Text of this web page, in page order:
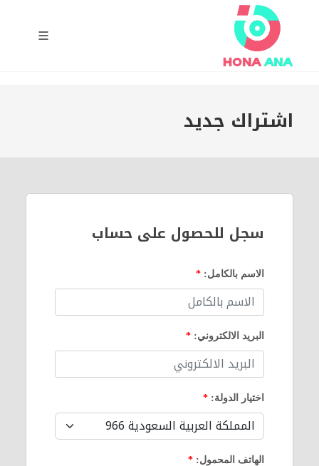
اشتراك جديد
سجل للحصول على حساب
الاسم بالكامل: *
البريد الالكتروني: *
اختيار الدولة: *
الهاتف المحمول: *